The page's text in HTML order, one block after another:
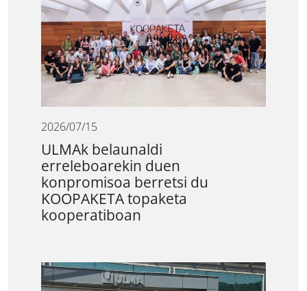
2026/07/15
ULMAk belaunaldi
erreleboarekin duen
konpromisoa berretsi du
KOOPAKETA topaketa
kooperatiboan